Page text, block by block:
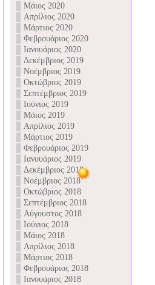
Μάιος 2020
Απρίλιος 2020
Μάρτιος 2020
Φεβρουάριος 2020
Ιανουάριος 2020
Δεκέμβριος 2019
Νοέμβριος 2019
Οκτώβριος 2019
Σεπτέμβριος 2019
Ιούνιος 2019
Μάιος 2019
Απρίλιος 2019
Μάρτιος 2019
Φεβρουάριος 2019
Ιανουάριος 2019
Δεκέμβριος 2018
Νοέμβριος 2018
Οκτώβριος 2018
Σεπτέμβριος 2018
Αύγουστος 2018
Ιούνιος 2018
Μάιος 2018
Απρίλιος 2018
Μάρτιος 2018
Φεβρουάριος 2018
Ιανουάριος 2018